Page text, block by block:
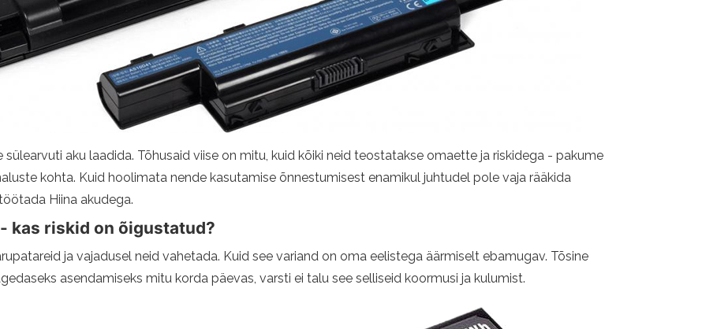
aku laadida. Tõhusaid viise on mitu, kuid kõiki neid teostatakse omaette ja riskidega - pakume
kohta. Kuid hoolimata nende kasutamise õnnestumisest enamikul juhtudel pole vaja rääkida
Hiina akudega.
kas riskid on õigustatud?
ja vajadusel neid vahetada. Kuid see variand on oma eelistega äärmiselt ebamugav. Tõsine
asendamiseks mitu korda päevas, varsti ei talu see selliseid koormusi ja kulumist.